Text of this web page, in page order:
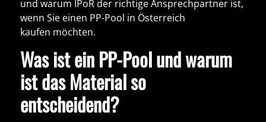
und warum IPoR der richtige Ansprechpartner ist,
wenn Sie einen PP-Pool in Österreich
kaufen möchten.
Was ist ein PP-Pool und warum
ist das Material so
entscheidend?